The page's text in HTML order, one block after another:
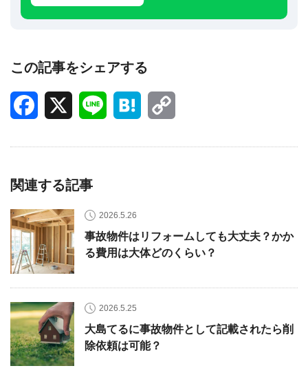
この記事をシェアする
Facebook
X Line Hatena
関連する記事
2026.5.26
事故物件はリフォームしても大丈夫？かか
る費用は大体どのくらい？
2026.5.25
大島てるに事故物件として記載されたら削
除依頼は可能？